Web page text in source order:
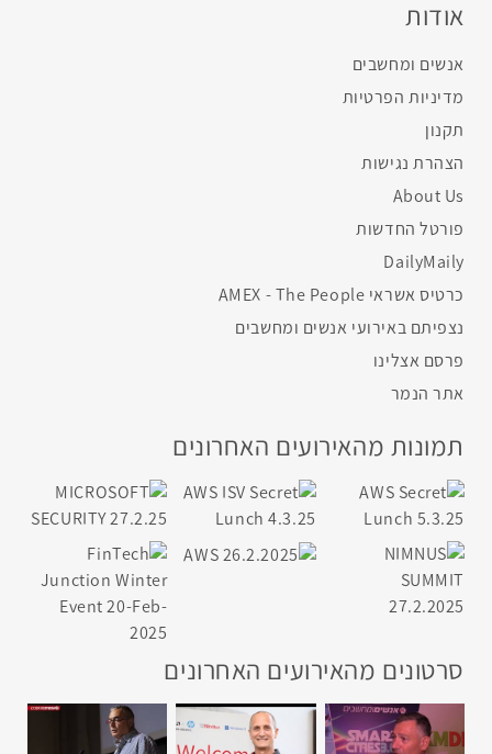
אודות
אנשים ומחשבים
מדיניות הפרטיות
תקנון
הצהרת נגישות
About Us
פורטל החדשות
DailyMaily
כרטיס אשראי AMEX - The People
נצפיתם באירועי אנשים ומחשבים
פרסם אצלינו
אתר הנמר
תמונות מהאירועים האחרונים
סרטונים מהאירועים האחרונים